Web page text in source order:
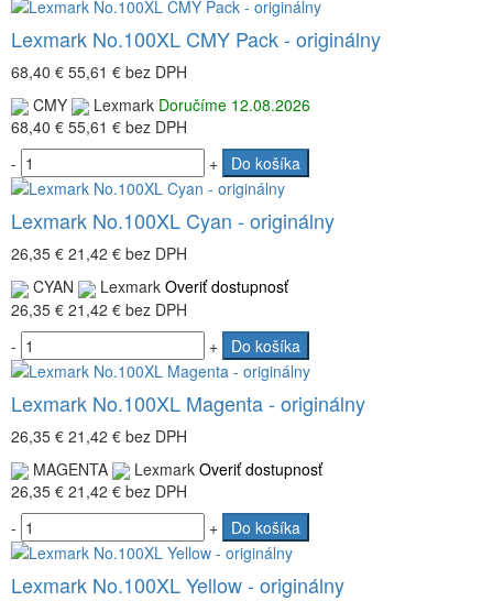
Lexmark No.100XL CMY Pack - originálny
68,40 € 55,61 € bez DPH
CMY
Lexmark Doručíme 12.08.2026
68,40 € 55,61 € bez DPH
-
+ Do košíka
Lexmark No.100XL Cyan - originálny
26,35 € 21,42 € bez DPH
CYAN
Lexmark Overiť dostupnosť
26,35 € 21,42 € bez DPH
-
+ Do košíka
Lexmark No.100XL Magenta - originálny
26,35 € 21,42 € bez DPH
MAGENTA
Lexmark Overiť dostupnosť
26,35 € 21,42 € bez DPH
-
+ Do košíka
Lexmark No.100XL Yellow - originálny